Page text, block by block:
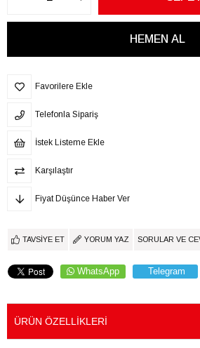
Favorilere Ekle
Telefonla Sipariş
İstek Listeme Ekle
Karşılaştır
Fiyat Düşünce Haber Ver
TAVSIYE ET YORUM YAZ SORULAR VE
WhatsApp Telegram
ÜRÜN ÖZELLIKLERI